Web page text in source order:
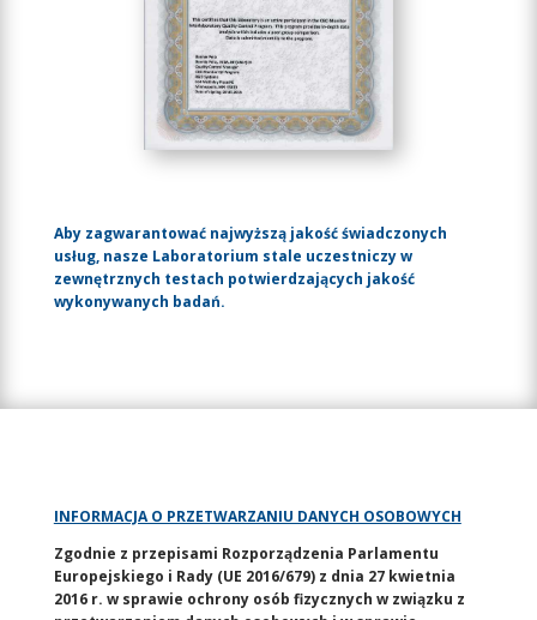
Aby zagwarantować najwyższą jakość świadczonych
usług, nasze Laboratorium stale uczestniczy w
zewnętrznych testach potwierdzających jakość
wykonywanych badań.
INFORMACJA O PRZETWARZANIU DANYCH OSOBOWYCH
Zgodnie z przepisami Rozporządzenia Parlamentu
Europejskiego i Rady (UE 2016/679) z dnia 27 kwietnia
2016 r. w sprawie ochrony osób fizycznych w związku z